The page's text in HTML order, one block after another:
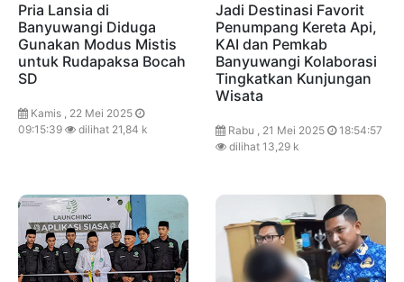
Pria Lansia di
Banyuwangi Diduga
Gunakan Modus Mistis
untuk Rudapaksa Bocah
SD
Kamis , 22 Mei 2025
09:15:39
dilihat 21,84 k
Jadi Destinasi Favorit
Penumpang Kereta Api,
KAI dan Pemkab
Banyuwangi Kolaborasi
Tingkatkan Kunjungan
Wisata
Rabu , 21 Mei 2025
18:54:57
dilihat 13,29 k